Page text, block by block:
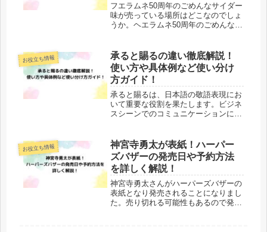
フエラムネ50周年のごめんなサイダー
味が売っている場所はどこなのでしょ
うか。ヘエラムネ50周年のごめんなサ
史を知ることができます。可愛いので
全部ほしくなってしまいますよね。...
お役立ち情報
承ると賜るの違い徹底解説！
使い方や具体例など使い分け
方ガイド！
承ると賜るは、日本語の敬語表現にお
いて重要な役割を果たします。ビジネ
スシーンでのコミュニケーションにお
めに欠かせません。意味分類承る（う
けたまわる）「聞く」「引き受ける」
「...
お役立ち情報
神宮寺勇太が表紙！ハーパー
ズバザーの発売日や予約方法
を詳しく解説！
神宮寺勇太さんがハーパーズバザーの
表紙となり発売されることになりまし
た。売り切れる可能性もあるので発売